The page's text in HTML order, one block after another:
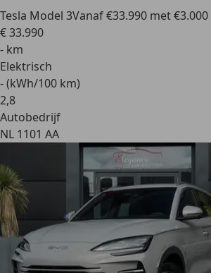
Tesla Model 3Vanaf €33.990 met
€ 33.990
- km
Elektrisch
- (kWh/100 km)
2,8
Autobedrijf
NL 1101 AA